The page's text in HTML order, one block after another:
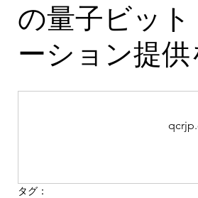
の量子ビッ
ーション提
タグ：